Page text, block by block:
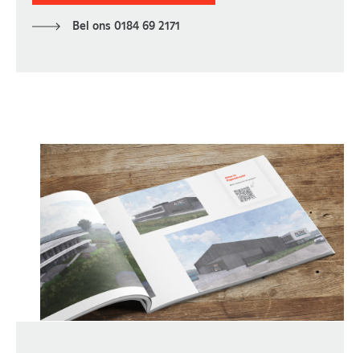
Bel ons 0184 69 2171